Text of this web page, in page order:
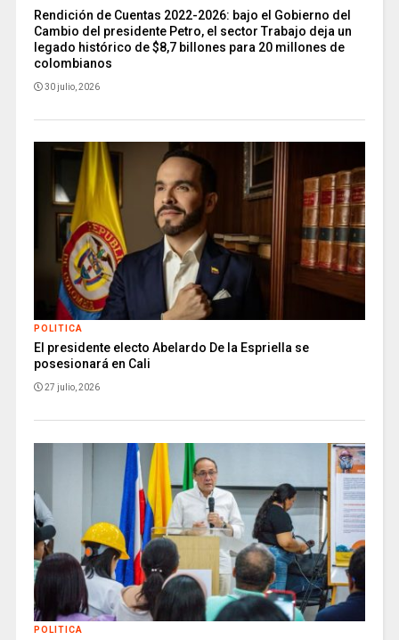
Rendición de Cuentas 2022-2026: bajo el Gobierno del
Cambio del presidente Petro, el sector Trabajo deja un
legado histórico de $8,7 billones para 20 millones de
colombianos
30 julio, 2026
POLITICA
El presidente electo Abelardo De la Espriella se
posesionará en Cali
27 julio, 2026
POLITICA